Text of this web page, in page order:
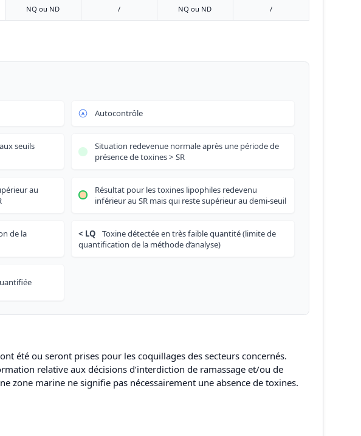
NQ ou ND / NQ ou ND /
Autocontrôle
seuils
Situation redevenue normale après une période de
présence de toxines > SR
au
Résultat pour les toxines lipophiles redevenu
inférieur au SR mais qui reste supérieur au demi-seuil
de la
< LQ
Toxine détectée en très faible quantité (limite de
quantification de la méthode d’analyse)
été ou seront prises pour les coquillages des secteurs concernés.
relative aux décisions d’interdiction de ramassage et/ou de
zone marine ne signifie pas nécessairement une absence de toxines.